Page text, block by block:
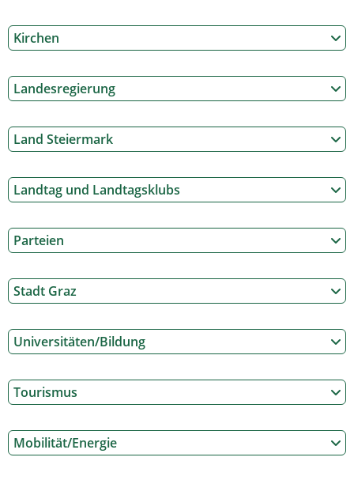
Kirchen
Landesregierung
Land Steiermark
Landtag und Landtagsklubs
Parteien
Stadt Graz
Universitäten/Bildung
Tourismus
Mobilität/Energie